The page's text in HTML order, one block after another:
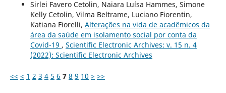
Sirlei Favero Cetolin, Naiara Luísa Hammes, Simone
Kelly Cetolin, Vilma Beltrame, Luciano Fiorentin,
Katiana Fiorelli, Alterações na vida de acadêmicos da
área da saúde em isolamento social por conta da
Covid-19 , Scientific Electronic Archives: v. 15 n. 4
(2022): Scientific Electronic Archives
<< < 1 2 3 4 5 6 7 8 9 10 > >>